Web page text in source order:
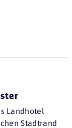
Landhotel
Stadtrand